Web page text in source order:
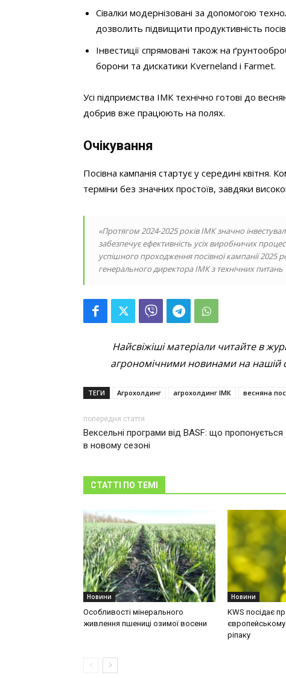
Сівалки модернізовані за допомогою
дозволить підвищити продуктивність
Інвестиції спрямовані також на
борони та дискатики Kverneland і Farmet.
Усі підприємства ІМК технічно готові до
добрив вже працюють на полях.
Очікування
Посівна кампанія стартує у середині квітня.
терміни без значних простоїв, завдяки
«Протягом 2024-2025 років ІМК значно
забезпечує ефективність усіх виробничих
успішного проходження посівної кампанії 2025
генерального директора ІМК з технічних питань
Найсвіжіші матеріали читайте в
агрономічними новинами на нашій
ТЕГИ Агрохолдинг агрохолдинг ІМК весняна
попередня стаття
Вексельні програми від BASF: що пропонується
в новому сезоні
СТАТТІ ПО ТЕМІ
Новини
Особливості мінерального
живлення пшениці озимої восени
Новини
KWS посідає
європейському
ріпаку